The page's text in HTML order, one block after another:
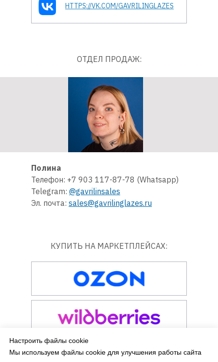
ОТДЕЛ ПРОДАЖ:
КУПИТЬ НА МАРКЕТПЛЕЙСАХ:
HTTPS://VK.COM/GAVRILINGLAZES
Полина
Телефон: +7 903 117-87-78 (Whatsapp)
Telegram: @gavrilinsales
Эл. почта: sales@gavrilinglazes.ru
Настроить файлы cookie
Мы используем файлы cookie для улучшения работы сайта